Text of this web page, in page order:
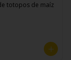
totopos de maíz